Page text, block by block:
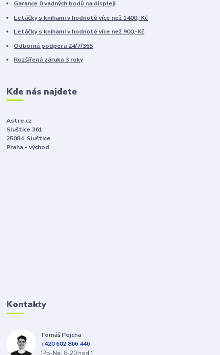
Garance 0 vadných bodů na displeji
Letáčky s knihami v hodnotě více než 1400,-Kč
Letáčky s knihami v hodnotě více než 900,-Kč
Odborná podpora 24/7/365
Rozšířená záruka 3 roky
Kde nás najdete
Astre.cz
Sluštice 361
25084 Sluštice
Praha - východ
Kontakty
Tomáš Pejcha
+420 602 866 446
(Po-Ne, 8-20 hod.)